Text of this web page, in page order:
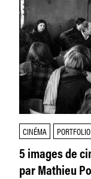
CINÉMA PORTFOLIO
5 images de
par Mathieu